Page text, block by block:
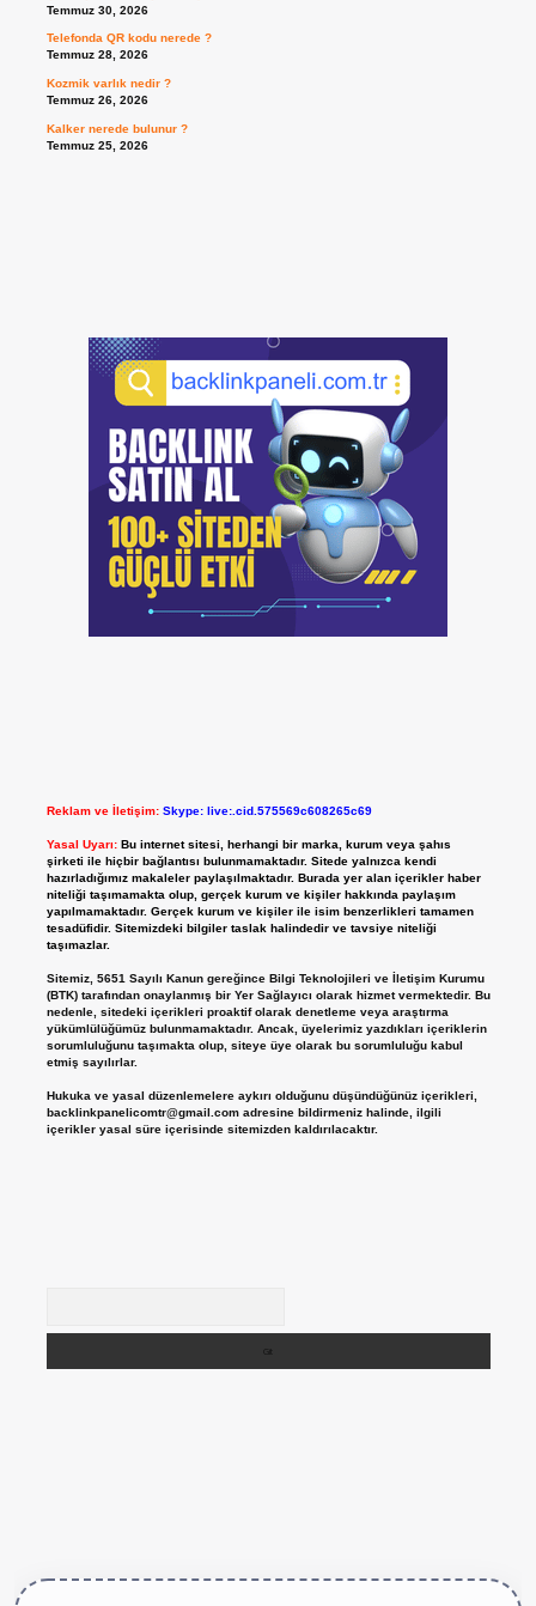
Temmuz 30, 2026
Telefonda QR kodu nerede ?
Temmuz 28, 2026
Kozmik varlık nedir ?
Temmuz 26, 2026
Kalker nerede bulunur ?
Temmuz 25, 2026
Reklam ve İletişim: Skype: live:.cid.575569c608265c69
Yasal Uyarı: Bu internet sitesi, herhangi bir marka, kurum veya şahıs
şirketi ile hiçbir bağlantısı bulunmamaktadır. Sitede yalnızca kendi
hazırladığımız makaleler paylaşılmaktadır. Burada yer alan içerikler haber
niteliği taşımamakta olup, gerçek kurum ve kişiler hakkında paylaşım
yapılmamaktadır. Gerçek kurum ve kişiler ile isim benzerlikleri tamamen
tesadüfidir. Sitemizdeki bilgiler taslak halindedir ve tavsiye niteliği
taşımazlar.
Sitemiz, 5651 Sayılı Kanun gereğince Bilgi Teknolojileri ve İletişim Kurumu
(BTK) tarafından onaylanmış bir Yer Sağlayıcı olarak hizmet vermektedir. Bu
nedenle, sitedeki içerikleri proaktif olarak denetleme veya araştırma
yükümlülüğümüz bulunmamaktadır. Ancak, üyelerimiz yazdıkları içeriklerin
sorumluluğunu taşımakta olup, siteye üye olarak bu sorumluluğu kabul
etmiş sayılırlar.
Hukuka ve yasal düzenlemelere aykırı olduğunu düşündüğünüz içerikleri,
backlinkpanelicomtr@gmail.comadresine bildirmeniz halinde, ilgili
içerikler yasal süre içerisinde sitemizden kaldırılacaktır.